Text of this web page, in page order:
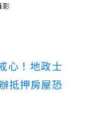
影
心！地政士
抵押房屋恐